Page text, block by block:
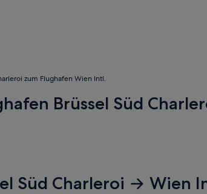
zum Flughafen Wien Intl.
Brüssel Süd
Süd Charleroi → Wien